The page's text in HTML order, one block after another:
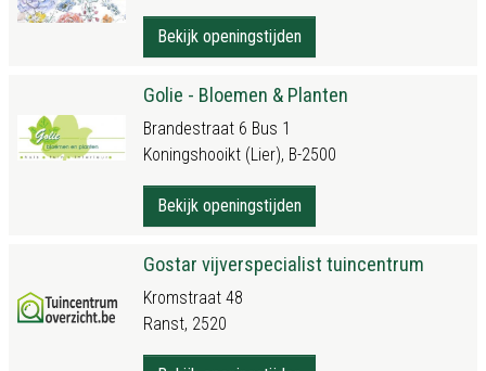
Bekijk openingstijden
Golie - Bloemen & Planten
Brandestraat 6 Bus 1
Koningshooikt (Lier), B-2500
Bekijk openingstijden
Gostar vijverspecialist tuincentrum
Kromstraat 48
Ranst, 2520